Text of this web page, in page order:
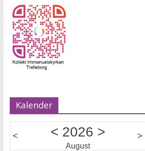
Kalender
< < 2026 >
August
>